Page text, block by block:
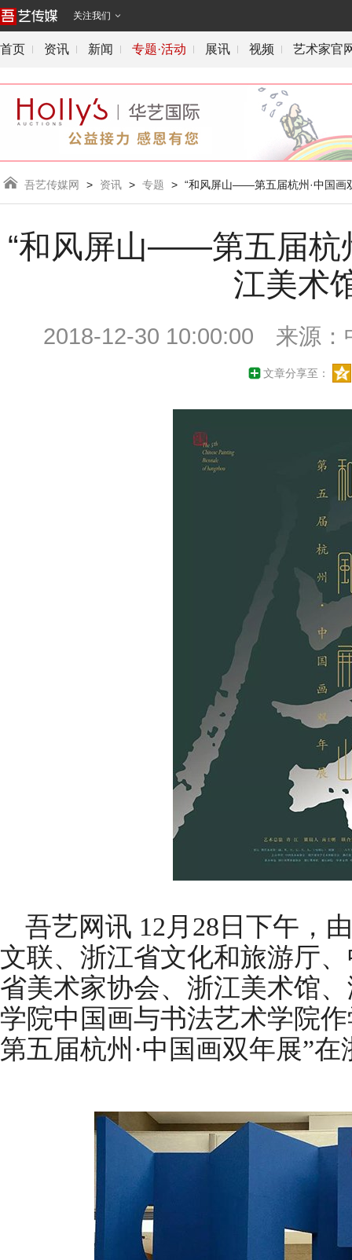
关注我们 
首页 资讯 新闻 专题·活动 展讯 视频 艺术家官
吾艺传媒网
 > 资讯 > 专题 > “和风屏山——第五届杭州·中国画
“和风屏山——第五届杭
江美术
2018-12-30 10:00:00 来源：
文章分享至：
吾艺网讯 12月28日下午，
文联、浙江省文化和旅游厅
省美术家协会、浙江美术馆
学院中国画与书法艺术学院
第五届杭州·中国画双年展”